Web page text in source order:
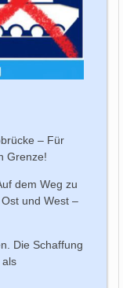
– Für
Grenze!
dem Weg zu
und West –
Die Schaffung
als